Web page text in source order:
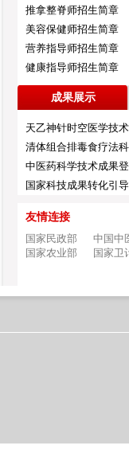
推拿整脊师招生简章
美容保健师招生简章
营养指导师招生简章
健康指导师招生简章
成果展示
天乙神针时空医学技
清体组合排毒食疗法
中医药科学技术成果
国家科技成果转化引
友情连接
国家民政部
中国中
国家农业部
国家卫